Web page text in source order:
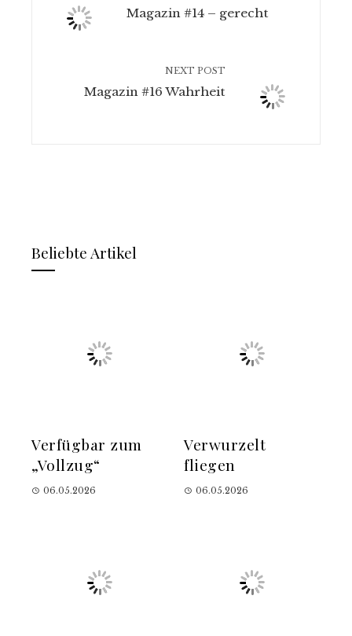
Magazin #14 – gerecht
NEXT POST
Magazin #16 Wahrheit
Beliebte Artikel
Verfügbar zum
„Vollzug“
06.05.2026
Verwurzelt
fliegen
06.05.2026